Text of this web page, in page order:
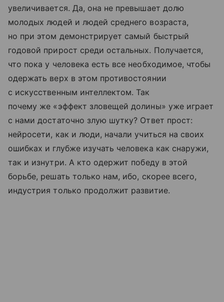
увеличивается. Да, она не превышает долю
молодых людей и людей среднего возраста,
но при этом демонстрирует самый быстрый
годовой прирост среди остальных. Получается,
что пока у человека есть все необходимое, чтобы
одержать верх в этом противостоянии
с искусственным интеллектом. Так
почему же «эффект зловещей долины» уже играет
с нами достаточно злую шутку? Ответ прост:
нейросети, как и люди, начали учиться на своих
ошибках и глубже изучать человека как снаружи,
так и изнутри. А кто одержит победу в этой
борьбе, решать только нам, ибо, скорее всего,
индустрия только продолжит развитие.